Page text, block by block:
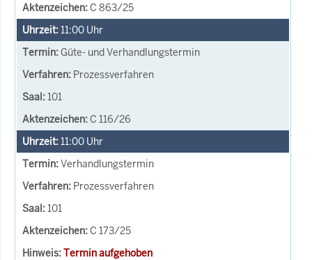
C 863/25
11:00 Uhr
Güte- und Verhandlungstermin
Prozessverfahren
101
C 116/26
11:00 Uhr
Verhandlungstermin
Prozessverfahren
101
C 173/25
Termin aufgehoben